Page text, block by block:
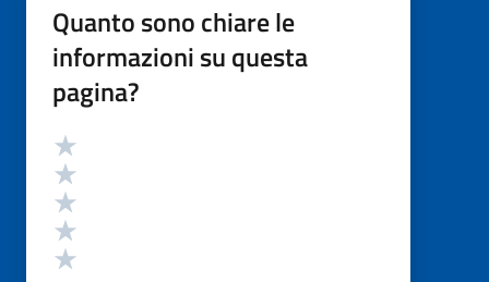
Quanto sono chiare le
informazioni su questa
pagina?
Valutazione